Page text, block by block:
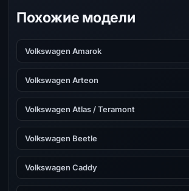
Похожие модели
Volkswagen Amarok
Volkswagen Arteon
Volkswagen Atlas / Teramont
Volkswagen Beetle
Volkswagen Caddy